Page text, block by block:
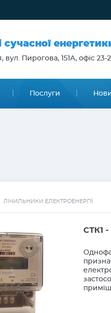
сучасної
вул. Пирогова, 151А, офіс 23-
Послуги
ЛІЧИЛЬНИКИ ЕЛЕКТРОЕНЕРГІЇ
СТК1 -